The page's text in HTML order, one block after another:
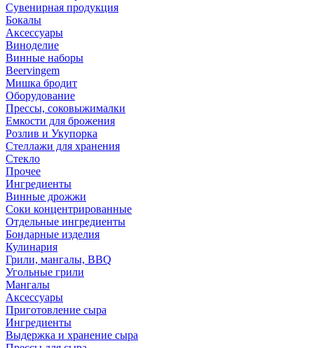
Сувенирная продукция
Бокалы
Аксессуары
Виноделие
Винные наборы
Beervingem
Мишка бродит
Оборудование
Прессы, соковыжималки
Емкости для брожения
Розлив и Укупорка
Стеллажи для хранения
Стекло
Прочее
Ингредиенты
Винные дрожжи
Соки концентрированные
Отдельные ингредиенты
Бондарные изделия
Кулинария
Грили, мангалы, BBQ
Угольные грили
Мангалы
Аксессуары
Приготовление сыра
Ингредиенты
Выдержка и хранение сыра